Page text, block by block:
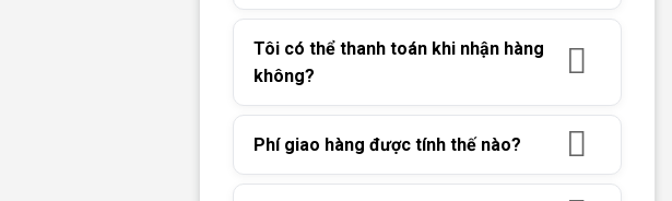
Tôi có thể thanh toán khi nhận hàng
không?
Phí giao hàng được tính thế nào?